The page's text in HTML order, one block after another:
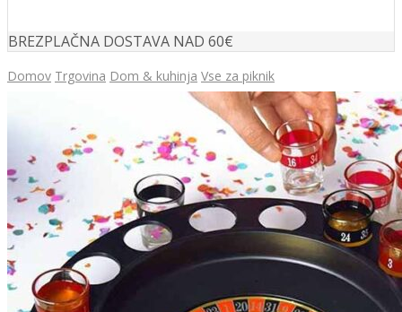
BREZPLAČNA DOSTAVA NAD 60€
Domov Trgovina Dom & kuhinja Vse za piknik